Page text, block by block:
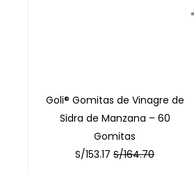
Goli® Gomitas de Vinagre de
Sidra de Manzana – 60
Gomitas
S/153.17 S/164.70